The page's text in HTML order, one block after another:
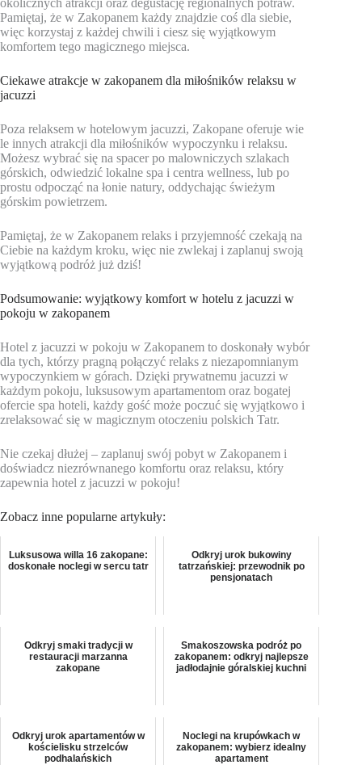
Pamiętaj, że w Zakopanem każdy znajdzie coś dla siebie,
więc korzystaj z każdej chwili i ciesz się wyjątkowym
komfortem tego magicznego miejsca.
Ciekawe atrakcje w zakopanem dla miłośników relaksu w
jacuzzi
Poza relaksem w hotelowym jacuzzi, Zakopane oferuje wie
le innych atrakcji dla miłośników wypoczynku i relaksu.
Możesz wybrać się na spacer po malowniczych szlakach
górskich, odwiedzić lokalne spa i centra wellness, lub po
prostu odpocząć na łonie natury, oddychając świeżym
górskim powietrzem.
Pamiętaj, że w Zakopanem relaks i przyjemność czekają na
Ciebie na każdym kroku, więc nie zwlekaj i zaplanuj swoją
wyjątkową podróż już dziś!
Podsumowanie: wyjątkowy komfort w hotelu z jacuzzi w
pokoju w zakopanem
Hotel z jacuzzi w pokoju w Zakopanem to doskonały wybór
dla tych, którzy pragną połączyć relaks z niezapomnianym
wypoczynkiem w górach. Dzięki prywatnemu jacuzzi w
każdym pokoju, luksusowym apartamentom oraz bogatej
ofercie spa hoteli, każdy gość może poczuć się wyjątkowo i
zrelaksować się w magicznym otoczeniu polskich Tatr.
Nie czekaj dłużej – zaplanuj swój pobyt w Zakopanem i
doświadcz niezrównanego komfortu oraz relaksu, który
zapewnia hotel z jacuzzi w pokoju!
Zobacz inne popularne artykuły:
Luksusowa willa 16 zakopane:
doskonałe noclegi w sercu tatr
Odkryj urok bukowiny
tatrzańskiej: przewodnik po
pensjonatach
Odkryj smaki tradycji w
restauracji marzanna
zakopane
Smakoszowska podróż po
zakopanem: odkryj najlepsze
jadłodajnie góralskiej kuchni
Odkryj urok apartamentów w
kościelisku strzelców
podhalańskich
Noclegi na krupówkach w
zakopanem: wybierz idealny
apartament